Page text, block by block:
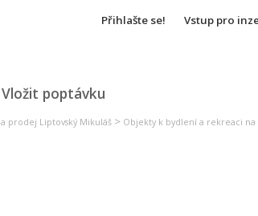
Přihlašte se! Vstup pro
Vložit poptávku
prodej Liptovský Mikuláš > Objekty k bydlení a rekreaci